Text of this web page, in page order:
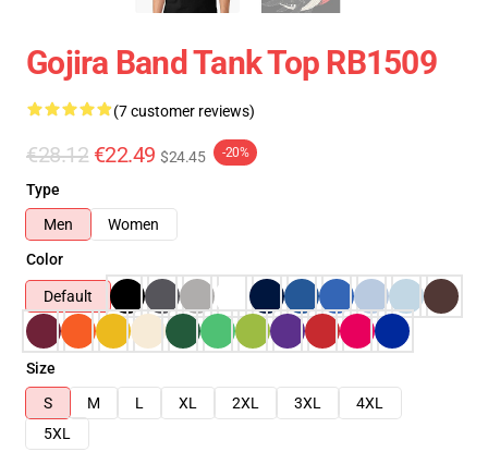
Gojira Band Tank Top RB1509
(7 customer reviews)
€28.12 €22.49 $24.45 -20%
Type
Men
Women
Color
Default
Size
S
M L XL 2XL 3XL
4XL
5XL